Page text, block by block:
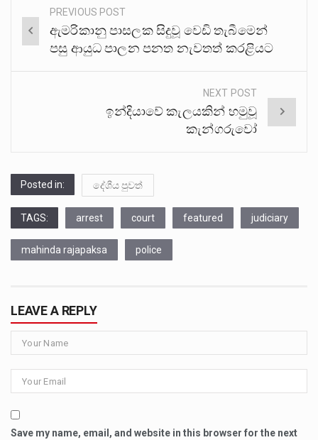
Post
navigation
PREVIOUS POST
ඇමරිකානු පාසලක සිදුවූ වෙඩි තැබීමෙන්
පසු ආයුධ පාලන පනත නැවතත් කරළියට
NEXT POST
ඉන්දියාවේ කැලයකින් හමුවූ
කැන්ගරුවෝ
Posted in: දේශීය පුවත්
TAGS: arrest court featured judiciary
mahinda rajapaksa police
LEAVE A REPLY
Save my name, email, and website in this browser for the next